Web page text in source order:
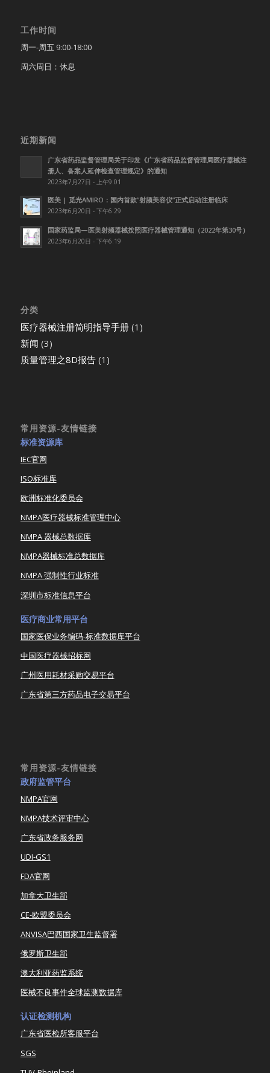
工作时间
周一-周五 9:00-18:00
周六周日：休息
近期新闻
广东省药品监督管理局关于印发《广东省药品监督管理局医疗器械注
册人、备案人延伸检查管理规定》的通知
2023年7月27日 - 上午9:01
医美 | 觅光AMIRO：国内首款”射频美容仪”正式启动注册临床
2023年6月20日 - 下午6:29
国家药监局—医美射频器械按照医疗器械管理通知（2022年第30号）
2023年6月20日 - 下午6:19
分类
医疗器械注册简明指导手册(1)
新闻 (3)
质量管理之8D报告(1)
常用资源-友情链接
标准资源库
IEC官网
ISO标准库
欧洲标准化委员会
NMPA医疗器械标准管理中心
NMPA 器械总数据库
NMPA器械标准总数据库
NMPA 强制性行业标准
深圳市标准信息平台
医疗商业常用平台
国家医保业务编码-标准数据库平台
中国医疗器械招标网
广州医用耗材采购交易平台
广东省第三方药品电子交易平台
常用资源-友情链接
政府监管平台
NMPA官网
NMPA技术评审中心
广东省政务服务网
UDI-GS1
FDA官网
加拿大卫生部
CE-欧盟委员会
ANVISA巴西国家卫生监督署
俄罗斯卫生部
澳大利亚药监系统
医械不良事件全球监测数据库
认证检测机构
广东省医检所客服平台
SGS